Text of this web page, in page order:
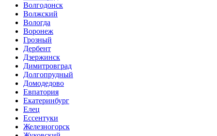
Волгодонск
Волжский
Вологда
Воронеж
Грозный
Дербент
Дзержинск
Димитровград
Долгопрудный
Домодедово
Евпатория
Екатеринбург
Елец
Ессентуки
Железногорск